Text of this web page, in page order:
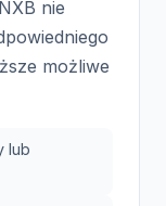
nie
możliwe
lub